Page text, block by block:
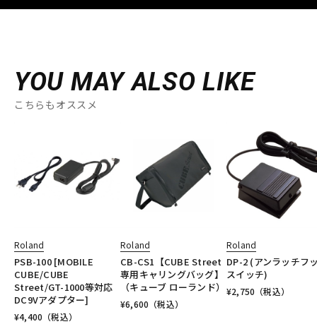
YOU MAY ALSO LIKE
こちらもオススメ
Roland
PSB-100 [MOBILE
CUBE/CUBE
Street/GT-1000等対応
DC9Vアダプター]
¥4,400 （税込）
Roland
CB-CS1【CUBE Street
専用キャリングバッグ】
（キューブ ローランド）
¥6,600 （税込）
Roland
DP-2 (アンラッチフ
スイッチ)
¥2,750 （税込）